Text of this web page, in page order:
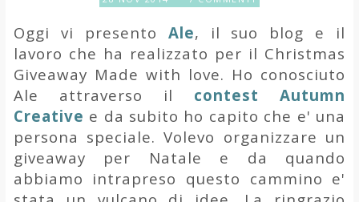
Oggi vi presento Ale, il suo blog e il
lavoro che ha realizzato per il Christmas
Giveaway Made with love. Ho conosciuto
Ale attraverso il contest Autumn
Creative e da subito ho capito che e' una
persona speciale. Volevo organizzare un
giveaway per Natale e da quando
abbiamo intrapreso questo cammino e'